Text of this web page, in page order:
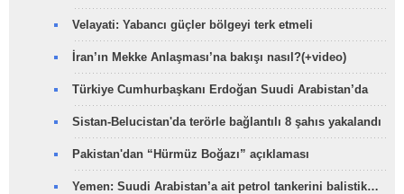
Velayati: Yabancı güçler bölgeyi terk etmeli
İran’ın Mekke Anlaşması’na bakışı nasıl?(+video)
Türkiye Cumhurbaşkanı Erdoğan Suudi Arabistan’da
Sistan-Belucistan'da terörle bağlantılı 8 şahıs yakalandı
Pakistan'dan “Hürmüz Boğazı” açıklaması
Yemen: Suudi Arabistan’a ait petrol tankerini balistik…